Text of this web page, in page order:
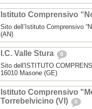
Istituto Comprensivo
Sito dell’Istituto Comprensivo
(AN)
I.C. Valle Stura 0
Sito dell'ISTITUTO
16010 Masone (GE)
Istituto Comprensivo
Torrebelvicino (VI)
0